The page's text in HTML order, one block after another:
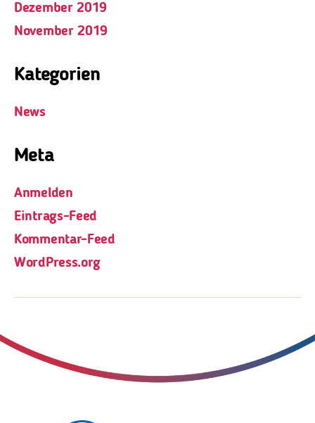
Dezember 2019
November 2019
Kategorien
News
Meta
Anmelden
Eintrags-Feed
Kommentar-Feed
WordPress.org